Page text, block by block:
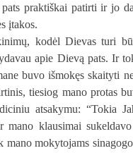
praktiškai patirti ir jo
įtakos.
kodėl Dievas turi
apie Dievą pats. Ir
buvo išmokęs skaityti
tiesiog mano protas
atsakymu: “Tokia
klausimai
mano mokytojams